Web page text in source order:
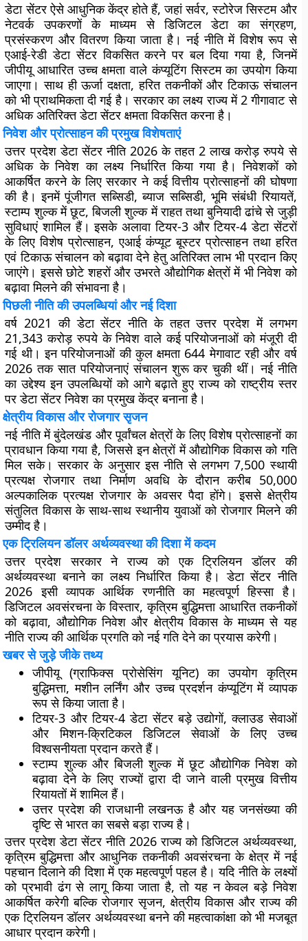
डेटा सेंटर ऐसे आधुनिक केंद्र होते हैं, जहां सर्वर, स्टोरेज सिस्टम और
नेटवर्क उपकरणों के माध्यम से डिजिटल डेटा का संग्रहण,
प्रसंस्करण और वितरण किया जाता है। नई नीति में विशेष रूप से
एआई-रेडी डेटा सेंटर विकसित करने पर बल दिया गया है, जिनमें
जीपीयू आधारित उच्च क्षमता वाले कंप्यूटिंग सिस्टम का उपयोग किया
जाएगा। साथ ही ऊर्जा दक्षता, हरित तकनीकों और टिकाऊ संचालन
को भी प्राथमिकता दी गई है। सरकार का लक्ष्य राज्य में 2 गीगावाट से
अधिक अतिरिक्त डेटा सेंटर क्षमता विकसित करना है।
निवेश और प्रोत्साहन की प्रमुख विशेषताएं
उत्तर प्रदेश डेटा सेंटर नीति 2026 के तहत 2 लाख करोड़ रुपये से
अधिक के निवेश का लक्ष्य निर्धारित किया गया है। निवेशकों को
आकर्षित करने के लिए सरकार ने कई वित्तीय प्रोत्साहनों की घोषणा
की है। इनमें पूंजीगत सब्सिडी, ब्याज सब्सिडी, भूमि संबंधी रियायतें,
स्टाम्प शुल्क में छूट, बिजली शुल्क में राहत तथा बुनियादी ढांचे से जुड़ी
सुविधाएं शामिल हैं। इसके अलावा टियर-3 और टियर-4 डेटा सेंटरों
के लिए विशेष प्रोत्साहन, एआई कंप्यूट बूस्टर प्रोत्साहन तथा हरित
एवं टिकाऊ संचालन को बढ़ावा देने हेतु अतिरिक्त लाभ भी प्रदान किए
जाएंगे। इससे छोटे शहरों और उभरते औद्योगिक क्षेत्रों में भी निवेश को
बढ़ावा मिलने की संभावना है।
पिछली नीति की उपलब्धियां और नई दिशा
वर्ष 2021 की डेटा सेंटर नीति के तहत उत्तर प्रदेश में लगभग
21,343 करोड़ रुपये के निवेश वाले कई परियोजनाओं को मंजूरी दी
गई थी। इन परियोजनाओं की कुल क्षमता 644 मेगावाट रही और वर्ष
2026 तक सात परियोजनाएं संचालन शुरू कर चुकी थीं। नई नीति
का उद्देश्य इन उपलब्धियों को आगे बढ़ाते हुए राज्य को राष्ट्रीय स्तर
पर डेटा सेंटर निवेश का प्रमुख केंद्र बनाना है।
क्षेत्रीय विकास और रोजगार सृजन
नई नीति में बुंदेलखंड और पूर्वांचल क्षेत्रों के लिए विशेष प्रोत्साहनों का
प्रावधान किया गया है, जिससे इन क्षेत्रों में औद्योगिक विकास को गति
मिल सके। सरकार के अनुसार इस नीति से लगभग 7,500 स्थायी
प्रत्यक्ष रोजगार तथा निर्माण अवधि के दौरान करीब 50,000
अल्पकालिक प्रत्यक्ष रोजगार के अवसर पैदा होंगे। इससे क्षेत्रीय
संतुलित विकास के साथ-साथ स्थानीय युवाओं को रोजगार मिलने की
उम्मीद है।
एक ट्रिलियन डॉलर अर्थव्यवस्था की दिशा में कदम
उत्तर प्रदेश सरकार ने राज्य को एक ट्रिलियन डॉलर की
अर्थव्यवस्था बनाने का लक्ष्य निर्धारित किया है। डेटा सेंटर नीति
2026 इसी व्यापक आर्थिक रणनीति का महत्वपूर्ण हिस्सा है।
डिजिटल अवसंरचना के विस्तार, कृत्रिम बुद्धिमत्ता आधारित तकनीकों
को बढ़ावा, औद्योगिक निवेश और क्षेत्रीय विकास के माध्यम से यह
नीति राज्य की आर्थिक प्रगति को नई गति देने का प्रयास करेगी।
खबर से जुड़े जीके तथ्य
जीपीयू (ग्राफिक्स प्रोसेसिंग यूनिट) का उपयोग कृत्रिम
बुद्धिमत्ता, मशीन लर्निंग और उच्च प्रदर्शन कंप्यूटिंग में व्यापक
रूप से किया जाता है।
टियर-3 और टियर-4 डेटा सेंटर बड़े उद्योगों, क्लाउड सेवाओं
और मिशन-क्रिटिकल डिजिटल सेवाओं के लिए उच्च
विश्वसनीयता प्रदान करते हैं।
स्टाम्प शुल्क और बिजली शुल्क में छूट औद्योगिक निवेश को
बढ़ावा देने के लिए राज्यों द्वारा दी जाने वाली प्रमुख वित्तीय
रियायतों में शामिल हैं।
उत्तर प्रदेश की राजधानी लखनऊ है और यह जनसंख्या की
दृष्टि से भारत का सबसे बड़ा राज्य है।
उत्तर प्रदेश डेटा सेंटर नीति 2026 राज्य को डिजिटल अर्थव्यवस्था,
कृत्रिम बुद्धिमत्ता और आधुनिक तकनीकी अवसंरचना के क्षेत्र में नई
पहचान दिलाने की दिशा में एक महत्वपूर्ण पहल है। यदि नीति के लक्ष्यों
को प्रभावी ढंग से लागू किया जाता है, तो यह न केवल बड़े निवेश
आकर्षित करेगी बल्कि रोजगार सृजन, क्षेत्रीय विकास और राज्य की
एक ट्रिलियन डॉलर अर्थव्यवस्था बनने की महत्वाकांक्षा को भी मजबूत
आधार प्रदान करेगी।